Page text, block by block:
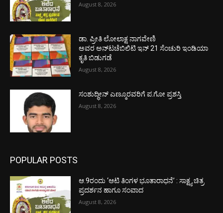
August 8, 2026
ಡಾ. ಪ್ರೀತಿ ಲೋಲಾಕ್ಷ ನಾಗವೇಣಿ
ಅವರ ಅನ್‌ಟಚೆಬಿಲಿಟಿ ಇನ್ 21 ಸೆಂಚುರಿ ಇಂಡಿಯಾ
ಕೃತಿ ಬಿಡುಗಡೆ
August 8, 2026
ಸಂಶುದ್ಧೀನ್ ಎಣ್ಮೂರವರಿಗೆ ಪ.ಗೋ ಪ್ರಶಸ್ತಿ
August 8, 2026
POPULAR POSTS
ಆ.9ರಂದು ‘ಆಟಿ ತಿಂಗಳ ಭೂತಾರಾಧನೆ’ : ಸಾಕ್ಷ್ಯ ಚಿತ್ರ
ಪ್ರದರ್ಶನ ಹಾಗೂ ಸಂವಾದ
August 8, 2026